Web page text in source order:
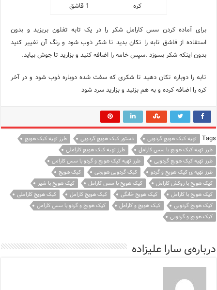
کره 1 قاشق
برای آماده کردن سس کارامل شکر را در یک تابه تفلون بریزید و بدون
استفاده از قاشق تابه را تکان بدید تا شکر ذوب شود و رنگ آن تغییر کنید
بدون اینکه شکر بسوزد .سپس خامه را اضافه کنید و بزارید تا جوش بیاید.
تابه را دوباره تکان دهید تا شکری که سفت شده دوباره ذوب شود و در آخر
کره را اضافه کرده و به هم بزنید و بزارید سرد شود
Tags تهیه کیک هویج گردویی دستور کیک هویج گردویی
طرز تهیه کیک هویج
طرز تهیه کیک هویج با سس کارامل
طرز تهیه کیک هویج کاراملی
طرز تهیه کیک هویج گردویی
طرز تهیه کیک هویج و گردو با سس کارامل
طرز تهیه ی کیک هویج و گردو
کیک گردویی هویجی
کیک هویج
کیک هویج با روکش کارامل
کیک هویج با سس کارامل
کیک هویج با شیر
کیک هویج با کارامل
کیک هویج خانگی کیک هویج کارامل
کیک هویج کاراملی
کیک هویج گردویی
کیک هویج و کارامل
کیک هویج و گردو با سس کارامل
کیک هویج و گردویی
درباره‌ی سارا علیزاده